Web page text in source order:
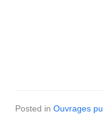
Posted in Ouvrages